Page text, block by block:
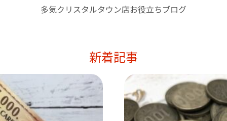
多気クリスタルタウン店お役立ちブログ
新着記事